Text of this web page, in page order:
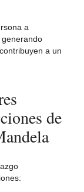
a
a un
de